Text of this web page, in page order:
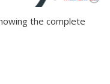
the complete